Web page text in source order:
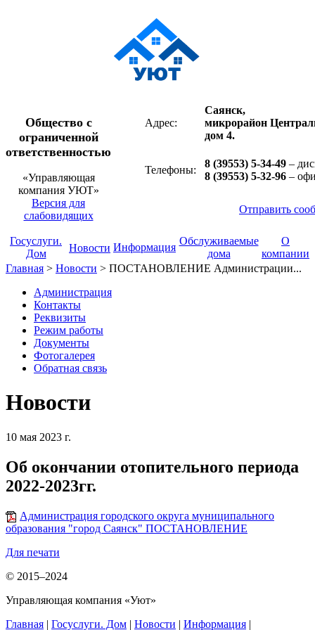
Общество с
ограниченной
ответственностью
«Управляющая
компания УЮТ»
Адрес:
Саянск,
микрорайон
дом 4.
Телефоны:
8 (39553) 5-34-49 –
8 (39553) 5-32-96 –
Версия для
слабовидящих
Отправить
Госуслуги.
Дом
Новости Информация
Обслуживаемые
дома
О
компании
Главная > Новости > ПОСТАНОВЛЕНИЕ Администрации...
Администрация
Контакты
Реквизиты
Режим работы
Документы
Фотогалерея
Обратная связь
Новости
10 мая 2023 г.
Об окончании отопительного периода
2022-2023гг.
Администрация городского округа муниципального
образования "город Саянск" ПОСТАНОВЛЕНИЕ
Для печати
© 2015–2024
Управляющая компания «Уют»
Главная | Госуслуги. Дом | Новости | Информация |